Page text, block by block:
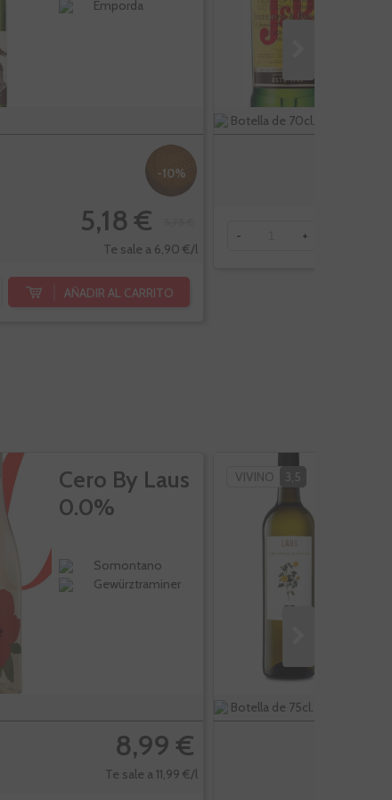
Emporda
-10%
5,18 €
Te sale a 6,90 €/l
AÑADIR AL CARRITO
Botella de 70cl.
- +
Cero By Laus
0.0%
Somontano
Gewürztraminer
8,99 €
Te sale a 11,99 €/l
VIVINO 3,5
Botella de 75cl.